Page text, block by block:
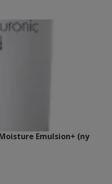
Emulsion+ (ny